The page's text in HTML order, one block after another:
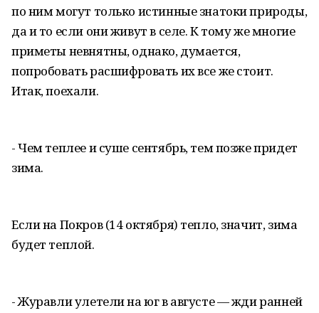
по ним могут только истинные знатоки природы,
да и то если они живут в селе. К тому же многие
приметы невнятны, однако, думается,
попробовать расшифровать их все же стоит.
Итак, поехали.
- Чем теплее и суше сентябрь, тем позже придет
зима.
Если на Покров (14 октября) тепло, значит, зима
будет теплой.
- Журавли улетели на юг в августе — жди ранней